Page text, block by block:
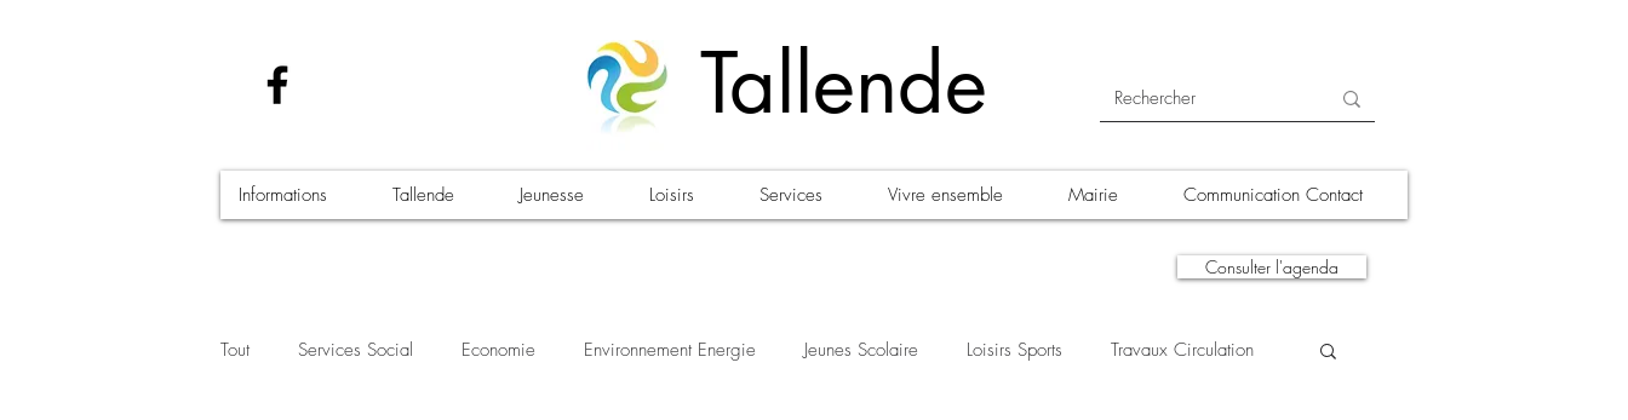
Tallende
Informations Tallende Jeunesse Loisirs Services Vivre ensemble Mairie Communication Contact
Consulter l'agenda
Tout Services Social Economie Environnement Energie Jeunes Scolaire Loisirs Sports Travaux Circulation